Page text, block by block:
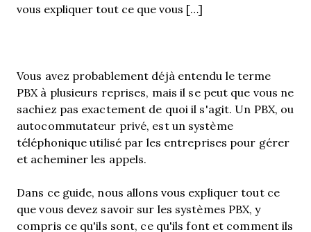
vous expliquer tout ce que vous […]
Vous avez probablement déjà entendu le terme
PBX à plusieurs reprises, mais il se peut que vous ne
sachiez pas exactement de quoi il s'agit. Un PBX, ou
autocommutateur privé, est un système
téléphonique utilisé par les entreprises pour gérer
et acheminer les appels.
Dans ce guide, nous allons vous expliquer tout ce
que vous devez savoir sur les systèmes PBX, y
compris ce qu'ils sont, ce qu'ils font et comment ils